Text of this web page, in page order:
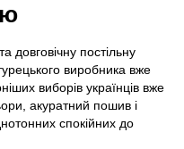
довговічну постільну
виробника вже
виборів українців вже
акуратний пошив і
спокійних до